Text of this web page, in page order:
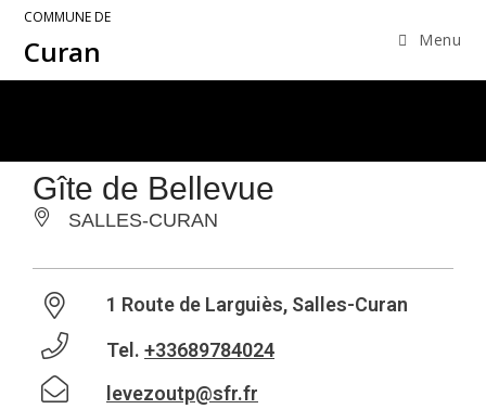
COMMUNE DE
Curan Menu
Gîte de Bellevue
SALLES-CURAN
1 Route de Larguiès, Salles-Curan
Tel. +33689784024
levezoutp@sfr.fr